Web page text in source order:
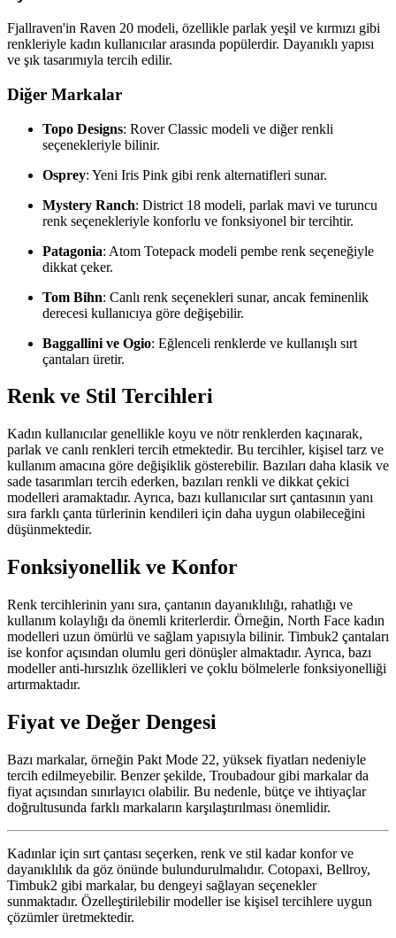
Fjallraven'in Raven 20 modeli, özellikle parlak yeşil ve kırmızı gibi
renkleriyle kadın kullanıcılar arasında popülerdir. Dayanıklı yapısı
ve şık tasarımıyla tercih edilir.
Diğer Markalar
Topo Designs: Rover Classic modeli ve diğer renkli
seçenekleriyle bilinir.
Osprey: Yeni Iris Pink gibi renk alternatifleri sunar.
Mystery Ranch: District 18 modeli, parlak mavi ve turuncu
renk seçenekleriyle konforlu ve fonksiyonel bir tercihtir.
Patagonia: Atom Totepack modeli pembe renk seçeneğiyle
dikkat çeker.
Tom Bihn: Canlı renk seçenekleri sunar, ancak feminenlik
derecesi kullanıcıya göre değişebilir.
Baggallini ve Ogio: Eğlenceli renklerde ve kullanışlı sırt
çantaları üretir.
Renk ve Stil Tercihleri
Kadın kullanıcılar genellikle koyu ve nötr renklerden kaçınarak,
parlak ve canlı renkleri tercih etmektedir. Bu tercihler, kişisel tarz ve
kullanım amacına göre değişiklik gösterebilir. Bazıları daha klasik ve
sade tasarımları tercih ederken, bazıları renkli ve dikkat çekici
modelleri aramaktadır. Ayrıca, bazı kullanıcılar sırt çantasının yanı
sıra farklı çanta türlerinin kendileri için daha uygun olabileceğini
düşünmektedir.
Fonksiyonellik ve Konfor
Renk tercihlerinin yanı sıra, çantanın dayanıklılığı, rahatlığı ve
kullanım kolaylığı da önemli kriterlerdir. Örneğin, North Face kadın
modelleri uzun ömürlü ve sağlam yapısıyla bilinir. Timbuk2 çantaları
ise konfor açısından olumlu geri dönüşler almaktadır. Ayrıca, bazı
modeller anti-hırsızlık özellikleri ve çoklu bölmelerle fonksiyonelliği
artırmaktadır.
Fiyat ve Değer Dengesi
Bazı markalar, örneğin Pakt Mode 22, yüksek fiyatları nedeniyle
tercih edilmeyebilir. Benzer şekilde, Troubadour gibi markalar da
fiyat açısından sınırlayıcı olabilir. Bu nedenle, bütçe ve ihtiyaçlar
doğrultusunda farklı markaların karşılaştırılması önemlidir.
Kadınlar için sırt çantası seçerken, renk ve stil kadar konfor ve
dayanıklılık da göz önünde bulundurulmalıdır. Cotopaxi, Bellroy,
Timbuk2 gibi markalar, bu dengeyi sağlayan seçenekler
sunmaktadır. Özelleştirilebilir modeller ise kişisel tercihlere uygun
çözümler üretmektedir.